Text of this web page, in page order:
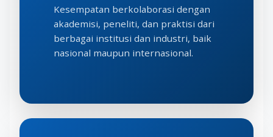
Kesempatan berkolaborasi dengan
akademisi, peneliti, dan praktisi dari
berbagai institusi dan industri, baik
nasional maupun internasional.